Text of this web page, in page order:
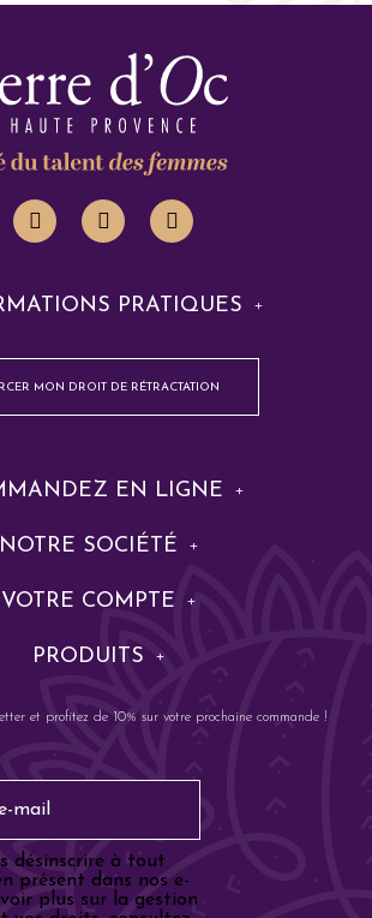
PRATIQUES
MON DROIT DE RÉTRACTATION
EN LIGNE
NOTRE SOCIÉTÉ
VOTRE COMPTE
PRODUITS
et profitez de 10% sur votre prochaine commande !
désinscrire à tout
présent dans nos e-
plus sur la gestion